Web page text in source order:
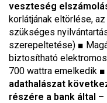
veszteség
korlátjának eltörlése,
szükséges
szerepeltetése) ■
biztosítható
700 wattra emelkedik ■
adathalászat
részére a bank által